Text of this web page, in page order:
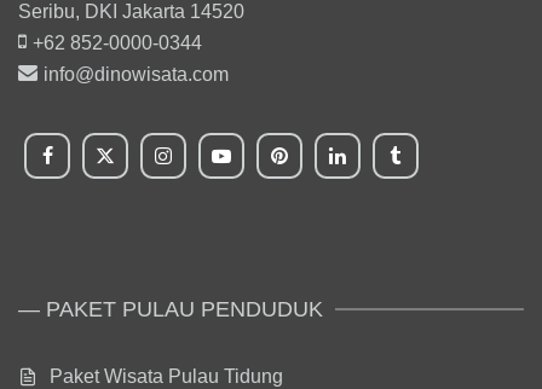
Seribu, DKI Jakarta 14520
+62 852-0000-0344
info@dinowisata.com
— PAKET PULAU PENDUDUK
Paket Wisata Pulau Tidung